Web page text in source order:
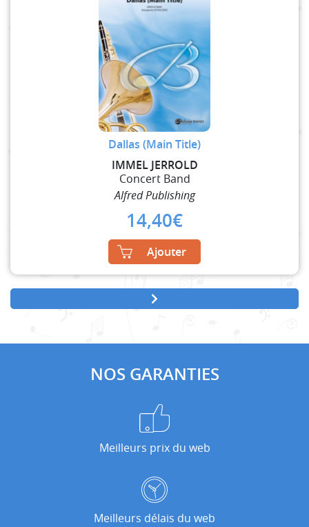
Dallas (Main Title)
IMMEL JERROLD
Concert Band
Alfred Publishing
14,40€
Ajouter
NOS GARANTIES
Meilleurs prix du web
Meilleurs délais du web